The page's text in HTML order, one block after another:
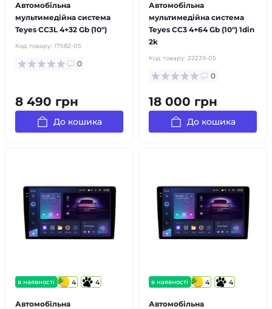
Автомобільна
мультимедійна система
Teyes CC3L 4+32 Gb (10")
Код товару: 17582-05
0
8 490 грн
До кошика
Автомобільна
мультимедійна система
Teyes CC3 4+64 Gb (10") 1din
2k
Код товару: 22239-05
0
18 000 грн
До кошика
в наявності 4 4
Автомобільна
в наявності 4 4
Автомобільна